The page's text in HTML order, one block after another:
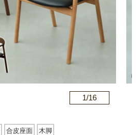
1/16
合皮座面 木脚